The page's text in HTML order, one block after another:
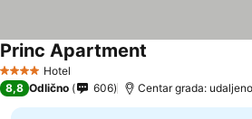
4 ZvezdiceHotel
Princ Apartment
8,8 Odlično 606 Centar grada: